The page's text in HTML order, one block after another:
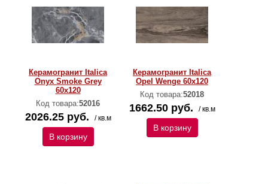
Керамогранит Italica
Onyx Smoke Grey
60x120
Код товара:52016
2026.25 руб. / кв.м
В корзину
Керамогранит Italica
Opel Wenge 60x120
Код товара:52018
1662.50 руб. / кв.м
В корзину